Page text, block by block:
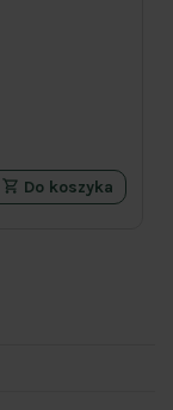
Do koszyka